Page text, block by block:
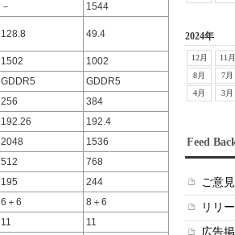
－
1544
128.8 49.4
1502
1002
GDDR5
GDDR5
256
384
192.26
192.4
2048
1536
512
768
195
244
6＋6
8＋6
11
11
2024年
12月 11月
8月
7月
4月
3月
Feed
ご意
リリ
広告